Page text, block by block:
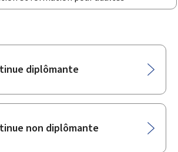
diplômante
non diplômante